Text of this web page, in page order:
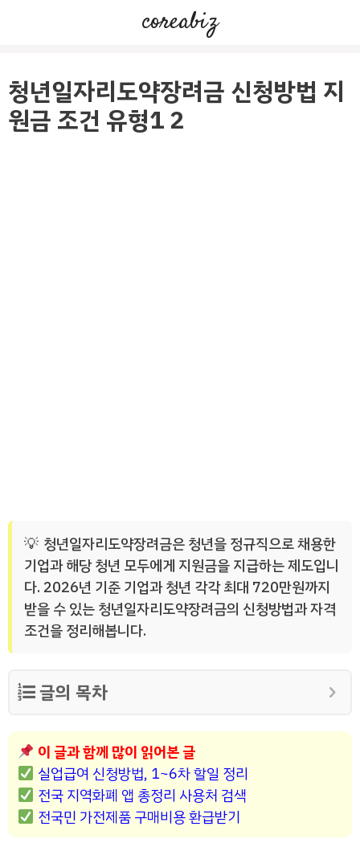
건
너
coreabiz
청년일자리도약장려금 신청방법 지
원금 조건 유형1 2
청년일자리도약장려금은 청년을 정규직으로 채용한
기업과 해당 청년 모두에게 지원금을 지급하는 제도입니
다. 2026년 기준 기업과 청년 각각 최대 720만원까지
받을 수 있는 청년일자리도약장려금의 신청방법과 자격
조건을 정리해봅니다.
글의 목차
이 글과 함께 많이 읽어본 글
실업급여 신청방법, 1~6차 할일 정리
전국 지역화폐 앱 총정리 사용처 검색
전국민 가전제품 구매비용 환급받기